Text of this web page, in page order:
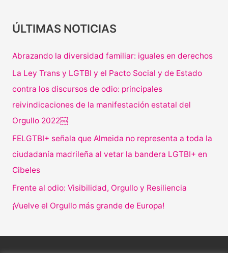
ÚLTIMAS NOTICIAS
Abrazando la diversidad familiar: iguales en derechos
La Ley Trans y LGTBI y el Pacto Social y de Estado
contra los discursos de odio: principales
reivindicaciones de la manifestación estatal del
Orgullo 2022￼
FELGTBI+ señala que Almeida no representa a toda la
ciudadanía madrileña al vetar la bandera LGTBI+ en
Cibeles
Frente al odio: Visibilidad, Orgullo y Resiliencia
¡Vuelve el Orgullo más grande de Europa!